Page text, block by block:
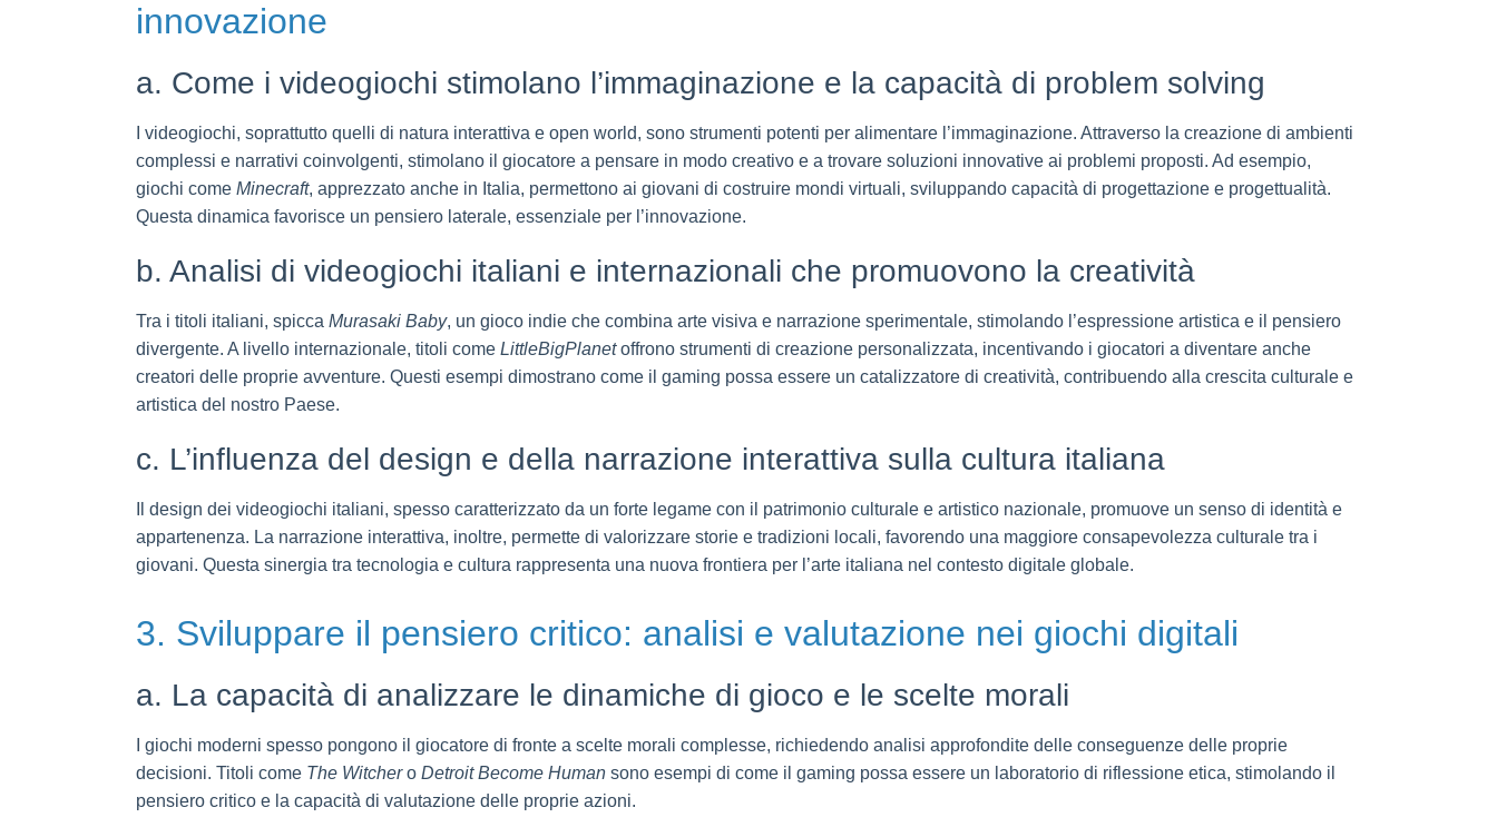
innovazione
a. Come i videogiochi stimolano l’immaginazione e la capacità di problem solving
I videogiochi, soprattutto quelli di natura interattiva e open world, sono strumenti potenti per alimentare l’immaginazione. Attraverso la creazione di ambienti
complessi e narrativi coinvolgenti, stimolano il giocatore a pensare in modo creativo e a trovare soluzioni innovative ai problemi proposti. Ad esempio,
giochi come Minecraft, apprezzato anche in Italia, permettono ai giovani di costruire mondi virtuali, sviluppando capacità di progettazione e progettualità.
Questa dinamica favorisce un pensiero laterale, essenziale per l’innovazione.
b. Analisi di videogiochi italiani e internazionali che promuovono la creatività
Tra i titoli italiani, spicca Murasaki Baby, un gioco indie che combina arte visiva e narrazione sperimentale, stimolando l’espressione artistica e il pensiero
divergente. A livello internazionale, titoli come LittleBigPlanetoffrono strumenti di creazione personalizzata, incentivando i giocatori a diventare anche
creatori delle proprie avventure. Questi esempi dimostrano come il gaming possa essere un catalizzatore di creatività, contribuendo alla crescita culturale e
artistica del nostro Paese.
c. L’influenza del design e della narrazione interattiva sulla cultura italiana
Il design dei videogiochi italiani, spesso caratterizzato da un forte legame con il patrimonio culturale e artistico nazionale, promuove un senso di identità e
appartenenza. La narrazione interattiva, inoltre, permette di valorizzare storie e tradizioni locali, favorendo una maggiore consapevolezza culturale tra i
giovani. Questa sinergia tra tecnologia e cultura rappresenta una nuova frontiera per l’arte italiana nel contesto digitale globale.
3. Sviluppare il pensiero critico: analisi e valutazione nei giochi digitali
a. La capacità di analizzare le dinamiche di gioco e le scelte morali
I giochi moderni spesso pongono il giocatore di fronte a scelte morali complesse, richiedendo analisi approfondite delle conseguenze delle proprie
decisioni. Titoli come The Witchero Detroit Become Human sono esempi di come il gaming possa essere un laboratorio di riflessione etica, stimolando il
pensiero critico e la capacità di valutazione delle proprie azioni.